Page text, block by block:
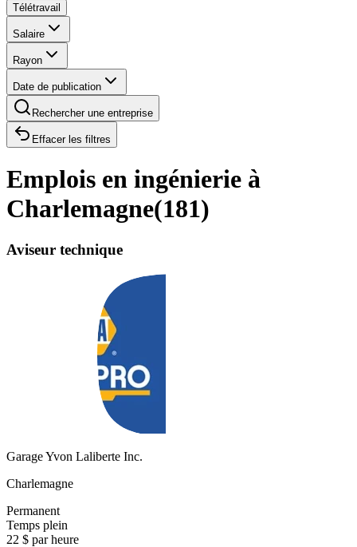
Télétravail
Salaire
Rayon
Date de publication
Rechercher une entreprise
Effacer les filtres
Emplois en ingénierie à
Charlemagne(181)
Aviseur technique
Garage Yvon Laliberte Inc.
Charlemagne
Permanent
Temps plein
22 $ par heure